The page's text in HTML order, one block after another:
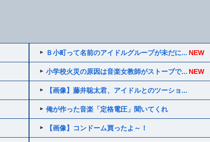
Ｂ小町って名前のアイドルグループが未だに... NEW
小学校火災の原因は音楽女教師がストーブで... NEW
【画像】藤井聡太君、アイドルとのツーショ...
俺が作った音楽「定格電圧」聞いてくれ
【画像】コンドーム買ったよ～！